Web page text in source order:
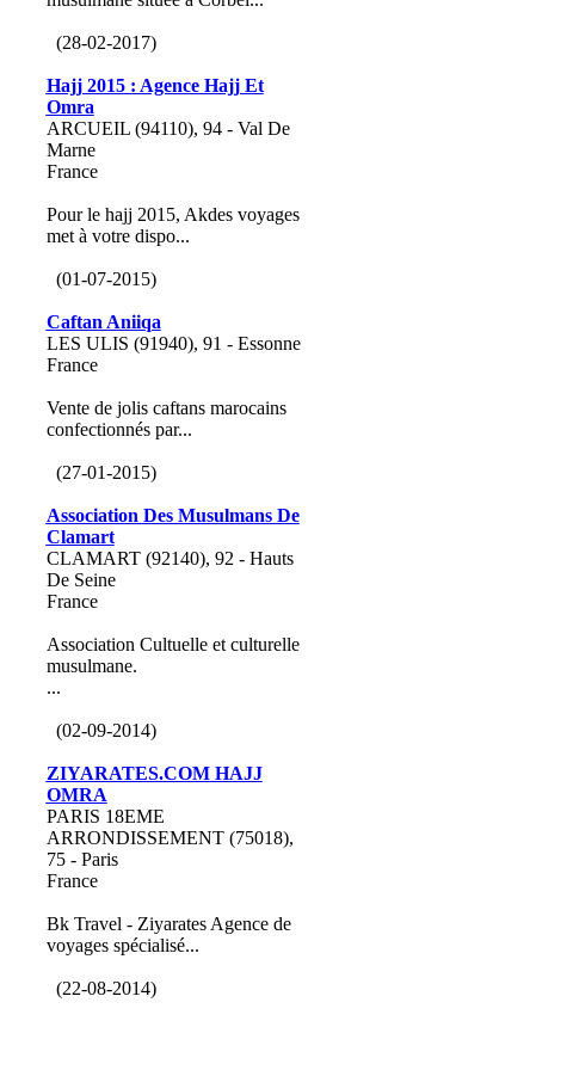
(28-02-2017)
Hajj 2015 : Agence Hajj Et
Omra
ARCUEIL (94110), 94 - Val De
Marne
France
Pour le hajj 2015, Akdes voyages
met à votre dispo...
(01-07-2015)
Caftan Aniiqa
LES ULIS (91940), 91 - Essonne
France
Vente de jolis caftans marocains
confectionnés par...
(27-01-2015)
Association Des Musulmans De
Clamart
CLAMART (92140), 92 - Hauts
De Seine
France
Association Cultuelle et culturelle
musulmane.
...
(02-09-2014)
ZIYARATES.COM HAJJ
OMRA
PARIS 18EME
ARRONDISSEMENT (75018),
75 - Paris
France
Bk Travel - Ziyarates Agence de
voyages spécialisé...
(22-08-2014)